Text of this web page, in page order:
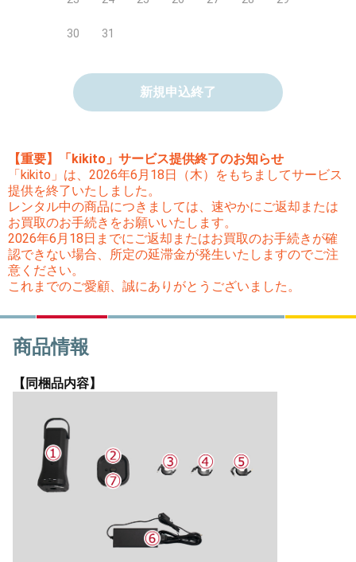
30 31
新規申込終了
【重要】「kikito」サービス提供終了のお知らせ
「kikito」は、2026年6月18日（木）をもちましてサービス
提供を終了いたしました。
レンタル中の商品につきましては、速やかにご返却または
お買取のお手続きをお願いいたします。
2026年6月18日までにご返却またはお買取のお手続きが確
認できない場合、所定の延滞金が発生いたしますのでご注
意ください。
これまでのご愛顧、誠にありがとうございました。
商品情報
【同梱品内容】